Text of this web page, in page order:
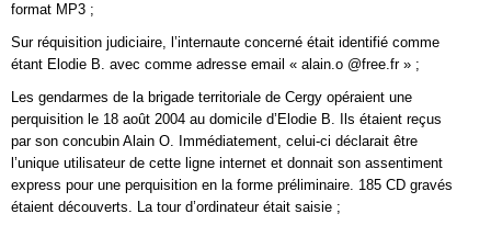
format MP3 ;
Sur réquisition judiciaire, l’internaute concerné était identifié comme
étant Elodie B. avec comme adresse email « alain.o @free.fr » ;
Les gendarmes de la brigade territoriale de Cergy opéraient une
perquisition le 18 août 2004 au domicile d’Elodie B. Ils étaient reçus
par son concubin Alain O. Immédiatement, celui-ci déclarait être
l’unique utilisateur de cette ligne internet et donnait son assentiment
express pour une perquisition en la forme préliminaire. 185 CD gravés
étaient découverts. La tour d’ordinateur était saisie ;